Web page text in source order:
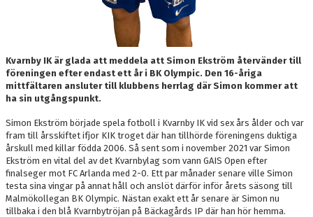
Kvarnby IK är glada att meddela att Simon Ekström återvänder till
föreningen efter endast ett år i BK Olympic. Den 16-åriga
mittfältaren ansluter till klubbens herrlag där Simon kommer att
ha sin utgångspunkt.
Simon Ekström började spela fotboll i Kvarnby IK vid sex års ålder och var
fram till årsskiftet ifjor KIK troget där han tillhörde föreningens duktiga
årskull med killar födda 2006. Så sent som i november 2021 var Simon
Ekström en vital del av det Kvarnbylag som vann GAIS Open efter
finalseger mot FC Arlanda med 2-0. Ett par månader senare ville Simon
testa sina vingar på annat håll och anslöt därför inför årets säsong till
Malmökollegan BK Olympic. Nästan exakt ett år senare är Simon nu
tillbaka i den blå Kvarnbytröjan på Bäckagårds IP där han hör hemma.